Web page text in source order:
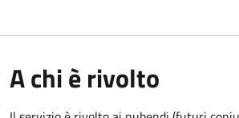
A chi è rivolto